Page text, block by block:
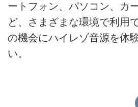
ートフォン、パソコン、カ
ど、さまざまな環境で利用
の機会にハイレゾ音源を体
い。